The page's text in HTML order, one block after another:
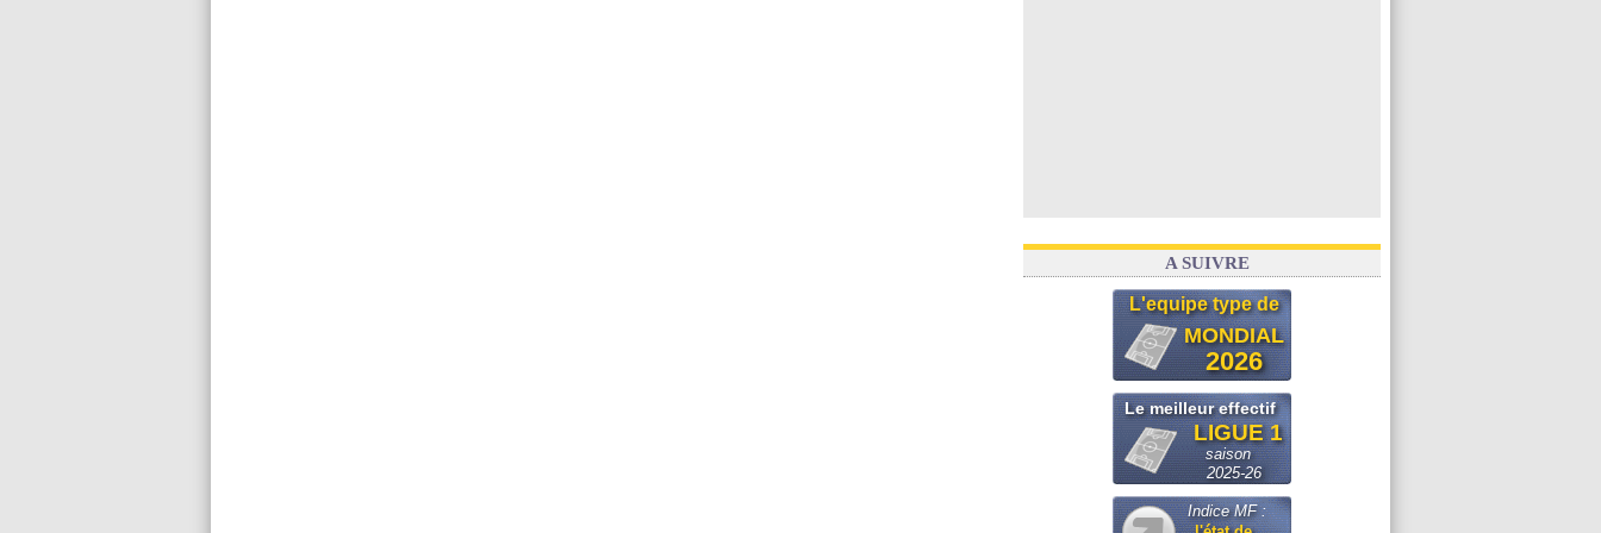
A SUIVRE
L'equipe type de
MONDIAL
2026
Le meilleur effectif
LIGUE 1
saison
2025-26
Indice MF :